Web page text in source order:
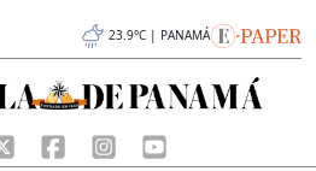
23.9°C | PANAMÁ